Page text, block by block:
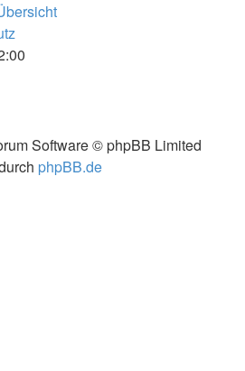
Software © phpBB Limited
phpBB.de